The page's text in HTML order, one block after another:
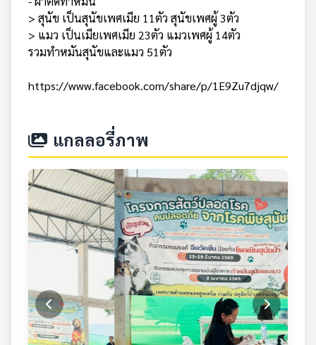
> สุนัข เป็นสุนัขเพศเมีย 11ตัว สุนัขเพศผู้ 3ตัว
> แมว เป็นเมียเพศเมีย 23ตัว แมวเพศผู้ 14ตัว
รวมทำหมันสุนัขและแมว 51ตัว
https://www.facebook.com/share/p/1E9Zu7djqw/
แกลลอรี่ภาพ